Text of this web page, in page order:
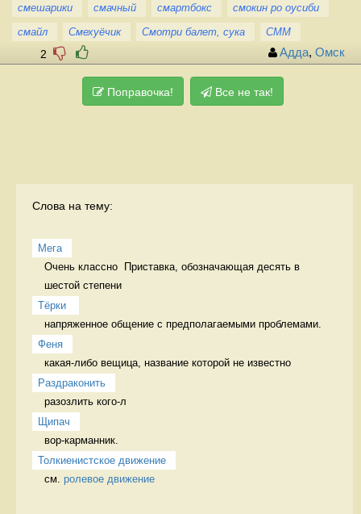
смешарики
смачный смартбокс
смокин ро оусиби
смайл
Смехуёчик Смотри балет, сука СММ
2 Адда, Омск
Поправочка! Все не так!
Слова на тему:
Мега
Очень классно  Приставка, обозначающая десять в
шестой степени
Тёрки
напряженное общение с предполагаемыми проблемами.
Феня
какая-либо вещица, название которой не известно
Раздраконить
разозлить кого-л
Щипач
вор-карманник.
Толкиенистское движение
см. ролевое движение